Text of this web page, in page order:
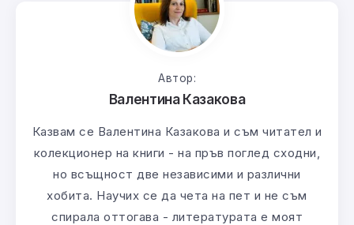
Автор:
Валентина Казакова
Казвам се Валентина Казакова и съм читател и
колекционер на книги - на пръв поглед сходни,
но всъщност две независими и различни
хобита. Научих се да чета на пет и не съм
спирала оттогава - литературата е моят